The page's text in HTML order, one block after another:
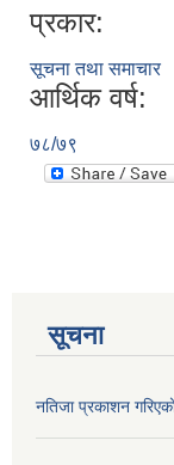
प्रकार:
सूचना तथा समाचार
आर्थिक वर्ष:
७८/७९
सूचना
नतिजा प्रकाशन